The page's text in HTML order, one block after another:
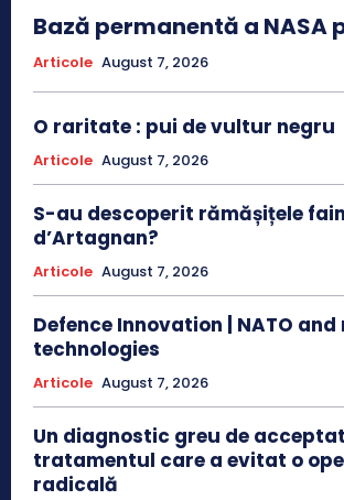
Bază permanentă a NASA
Articole August 7, 2026
O raritate : pui de vultur negru
Articole August 7, 2026
S-au descoperit rămășițele
d’Artagnan?
Articole August 7, 2026
Defence Innovation | NATO and
technologies
Articole August 7, 2026
Un diagnostic greu de
tratamentul care a evitat o
radicală